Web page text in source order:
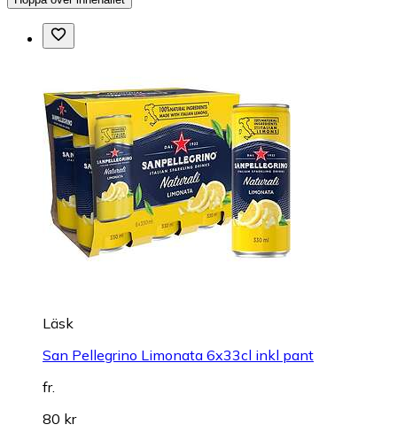
Läsk
San Pellegrino Limonata 6x33cl inkl pant
fr.
80 kr